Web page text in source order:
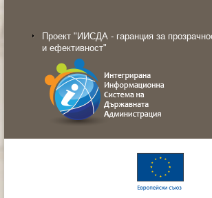
Проект "ИИСДА - гаранция за
и ефективност"